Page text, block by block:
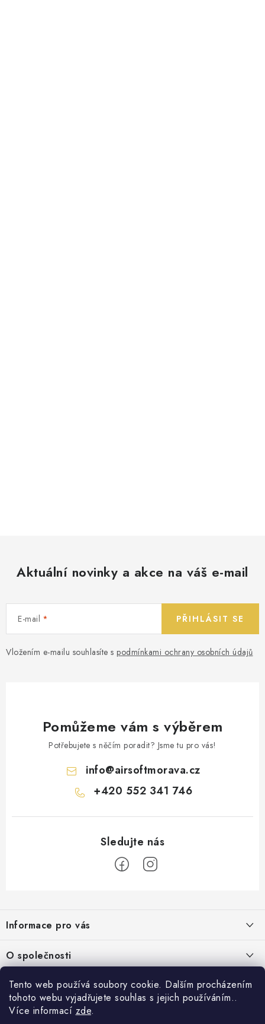
Tento web používá soubory cookie. Dalším procházením
tohoto webu vyjadřujete souhlas s jejich používáním..
Více informací zde.
Aktuální novinky a akce na váš e-mail
E-mail
Vložením e-mailu souhlasíte s podmínkami ochrany osobních údajů
PŘIHLÁSIT SE
Pomůžeme vám s výběrem
Potřebujete s něčím poradit? Jsme tu pro vás!
info@airsoftmorava.cz
+420 552 341 746
p
a
t
Informace pro vás
Obchodní podmínky
Reklamace
Vrácení zboží
O společnosti
O nás
Kontakt
AirsoftMorava.cz
AirsoftMorava s.r.o.
Nákupní košík